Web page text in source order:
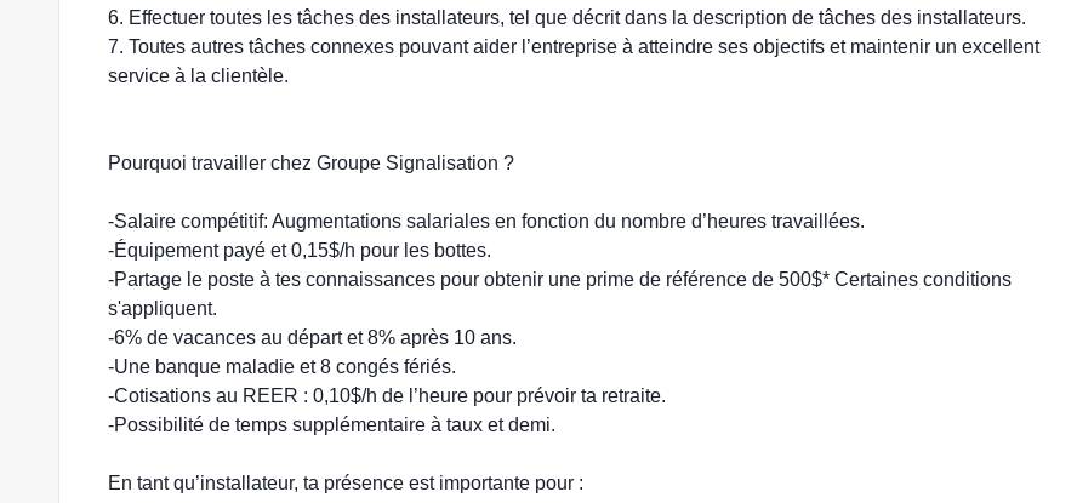
6. Effectuer toutes les tâches des installateurs, tel que décrit dans la description de tâches des installateurs.
7. Toutes autres tâches connexes pouvant aider l’entreprise à atteindre ses objectifs et maintenir un excellent
service à la clientèle.
Pourquoi travailler chez Groupe Signalisation ?
-Salaire compétitif: Augmentations salariales en fonction du nombre d’heures travaillées.
-Équipement payé et 0,15$/h pour les bottes.
-Partage le poste à tes connaissances pour obtenir une prime de référence de 500$* Certaines conditions
s'appliquent.
-6% de vacances au départ et 8% après 10 ans.
-Une banque maladie et 8 congés fériés.
-Cotisations au REER : 0,10$/h de l’heure pour prévoir ta retraite.
-Possibilité de temps supplémentaire à taux et demi.
En tant qu’installateur, ta présence est importante pour :